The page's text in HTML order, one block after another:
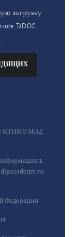
загрузку
DDOS
МГИМО МИД
в
Федерации